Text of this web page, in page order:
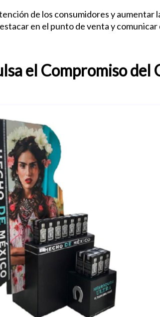
de los consumidores y aumentar
en el punto de venta y comunicar
el Compromiso del